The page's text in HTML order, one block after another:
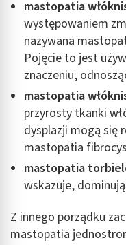
mastopatia
występowaniem
nazywana
Pojęcie to jest
znaczeniu,
mastopatia
przyrosty tkanki
dysplazji mogą się
mastopatia
mastopatia
wskazuje,
Z innego porządku
mastopatia